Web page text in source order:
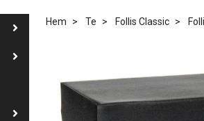
Hem Te Follis Classic